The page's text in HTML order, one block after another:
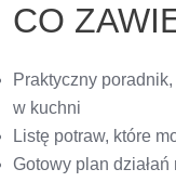
CO
Praktyczny
w kuchni
Listę potraw, które
Gotowy plan